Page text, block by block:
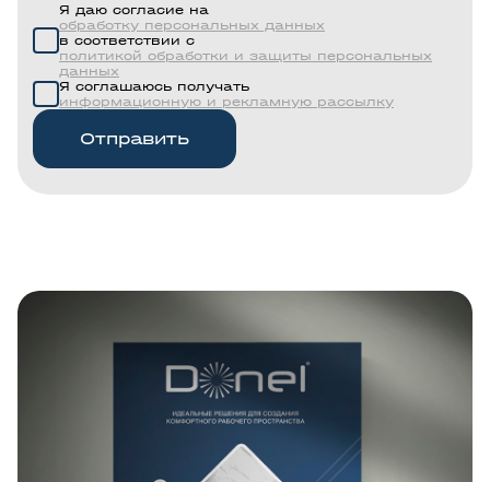
Я даю согласие на
обработку персональных данных
в соответствии с
политикой обработки и защиты персональных
данных
Я соглашаюсь получать
информационную и рекламную рассылку
Отправить